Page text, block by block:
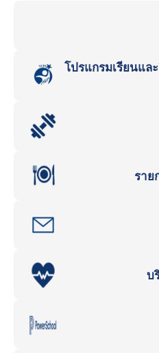
โปรแกรมเรียนแล
ราย
บ